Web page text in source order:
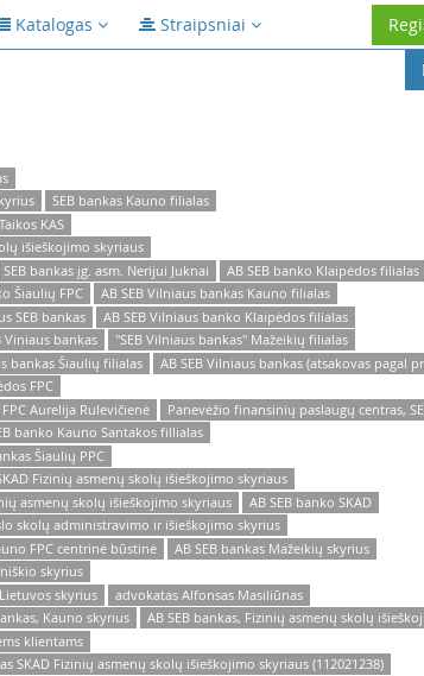
Katalogas Straipsniai
SEB bankas Kauno filialas
KAS
išieškojimo skyriaus
SEB bankas įg. asm. Nerijui Juknai
AB SEB banko Klaipėdos filialas
Šiaulių FPC
AB SEB Vilniaus bankas Kauno filialas
SEB bankas
AB SEB Vilniaus banko Klaipėdos filialas
Viniaus bankas
"SEB Vilniaus bankas" Mažeikių filialas
bankas Šiaulių filialas
AB SEB Vilniaus bankas (atsakovas pagal
FPC
Aurelija Rulevičienė
Panevėžio finansinių paslaugų centras,
banko Kauno Santakos fillialas
Šiaulių PPC
Fizinių asmenų skolų išieškojimo skyriaus
asmenų skolų išieškojimo skyriaus
AB SEB banko SKAD
skolų administravimo ir išieškojimo skyrius
FPC centrinė būstinė
AB SEB bankas Mažeikių skyrius
skyrius
skyrius
advokatas Alfonsas Masiliūnas
Kauno skyrius
AB SEB bankas, Fizinių asmenų skolų
klientams
SKAD Fizinių asmenų skolų išieškojimo skyriaus (112021238)